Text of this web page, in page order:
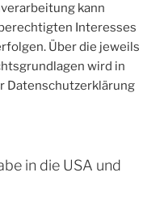
kann
Interesses
Über die jeweils
wird in
Datenschutzerklärung
in die USA und